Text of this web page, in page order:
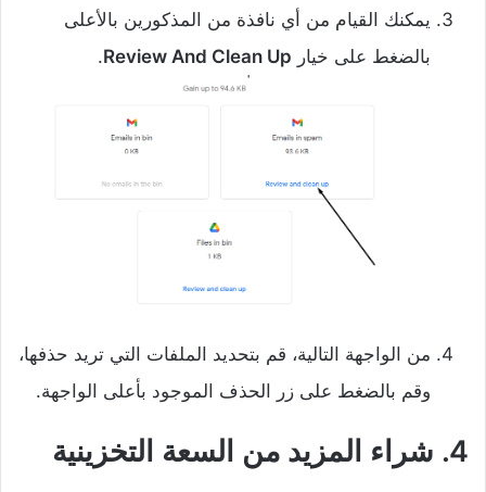
يمكنك القيام من أي نافذة من المذكورين بالأعلى
بالضغط على خيار Review And Clean Up
.
من الواجهة التالية، قم بتحديد الملفات التي تريد حذفها،
وقم بالضغط على زر الحذف الموجود بأعلى الواجهة.
4. شراء المزيد من السعة التخزينية